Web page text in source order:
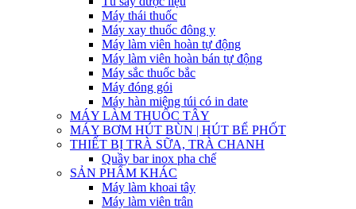
Máy thái thuốc
Máy xay thuốc đông y
Máy làm viên hoàn tự động
Máy làm viên hoàn bán tự động
Máy sắc thuốc bắc
Máy đóng gói
Máy hàn miệng túi có in date
MÁY LÀM THUỐC TÂY
MÁY BƠM HÚT BÙN | HÚT BỂ PHỐT
THIẾT BỊ TRÀ SỮA, TRÀ CHANH
Quầy bar inox pha chế
SẢN PHẨM KHÁC
Máy làm khoai tây
Máy làm viên trân